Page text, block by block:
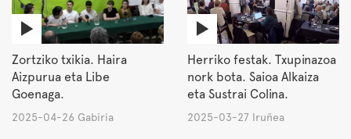
Zortziko txikia. Haira
Aizpurua eta Libe
Goenaga.
2025-04-26 Gabiria
Herriko festak. Txupinazoa
nork bota. Saioa Alkaiza
eta Sustrai Colina.
2025-03-27 Iruñea